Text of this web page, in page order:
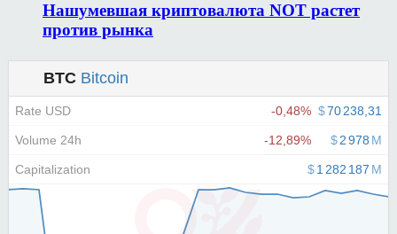
Нашумевшая криптовалюта NOT растет
против рынка